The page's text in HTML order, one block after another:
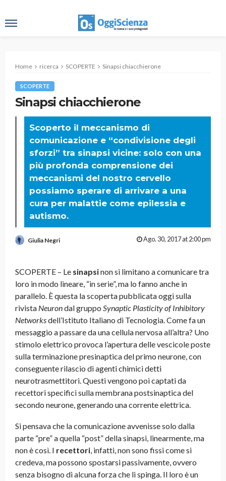
Home ricerca SCOPERTE Sinapsi chiacchierone
SCOPERTE
Sinapsi chiacchierone
Scoperto il meccanismo di
comunicazione e “condivisione degli
sforzi” tra sinapsi vicine: solo con una
più profonda comprensione dei
meccanismi del nostro cervello
possiamo sperare di arrivare a una
cura per malattie come epilessia e
autismo.
Giulia Negri Ago. 30, 2017 at 2:00 pm
SCOPERTE – Le sinapsinon si limitano a comunicare tra
loro in modo lineare, “in serie”, ma lo fanno anche in
parallelo. È questa la scoperta pubblicata oggi sulla
rivista Neurondal gruppo Synaptic Plasticity of Inhibitory
Networksdell’Istituto Italiano di Tecnologia. Come fa un
messaggio a passare da una cellula nervosa all’altra? Uno
stimolo elettrico provoca l’apertura delle vescicole poste
sulla terminazione presinaptica del primo neurone, con
conseguente rilascio di agenti chimici detti
neurotrasmettitori. Questi vengono poi captati da
recettori specifici sulla membrana postsinaptica del
secondo neurone, generando una corrente elettrica.
Si pensava che la comunicazione avvenisse solo dalla
parte “pre” a quella “post” della sinapsi, linearmente, ma
non è così. I recettori, infatti, non sono fissi come si
credeva, ma possono spostarsi passivamente, ovvero
senza bisogno di alcuna forza che li spinga. Il loro è un